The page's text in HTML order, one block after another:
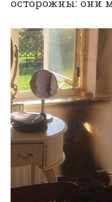
осторожны: они